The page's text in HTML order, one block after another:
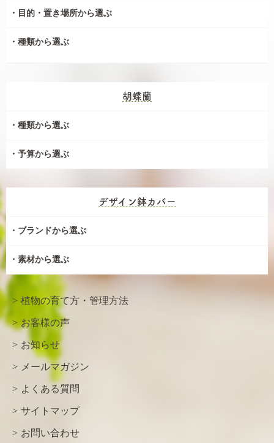
目的・置き場所から選ぶ
種類から選ぶ
胡蝶蘭
種類から選ぶ
予算から選ぶ
デザイン鉢カバー
ブランドから選ぶ
素材から選ぶ
植物の育て方・管理方法
お客様の声
お知らせ
メールマガジン
よくある質問
サイトマップ
お問い合わせ